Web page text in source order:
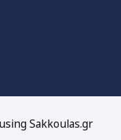
Sakkoulas.gr